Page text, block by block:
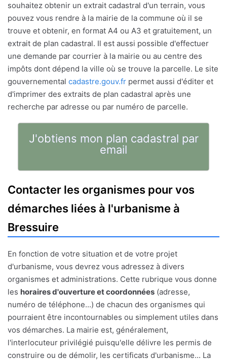
souhaitez obtenir un extrait cadastral d'un terrain, vous
pouvez vous rendre à la mairie de la commune où il se
trouve et obtenir, en format A4 ou A3 et gratuitement, un
extrait de plan cadastral. Il est aussi possible d'effectuer
une demande par courrier à la mairie ou au centre des
impôts dont dépend la ville où se trouve la parcelle. Le site
gouvernemental cadastre.gouv.fr permet aussi d'éditer et
d'imprimer des extraits de plan cadastral après une
recherche par adresse ou par numéro de parcelle.
J'obtiens mon plan cadastral par
email
Contacter les organismes pour vos
démarches liées à l'urbanisme à
Bressuire
En fonction de votre situation et de votre projet
d'urbanisme, vous devrez vous adressez à divers
organismes et administrations. Cette rubrique vous donne
les horaires d'ouverture et coordonnées (adresse,
numéro de téléphone...) de chacun des organismes qui
pourraient être incontournables ou simplement utiles dans
vos démarches. La mairie est, généralement,
l'interlocuteur privilégié puisqu'elle délivre les permis de
construire ou de démolir, les certificats d'urbanisme... La